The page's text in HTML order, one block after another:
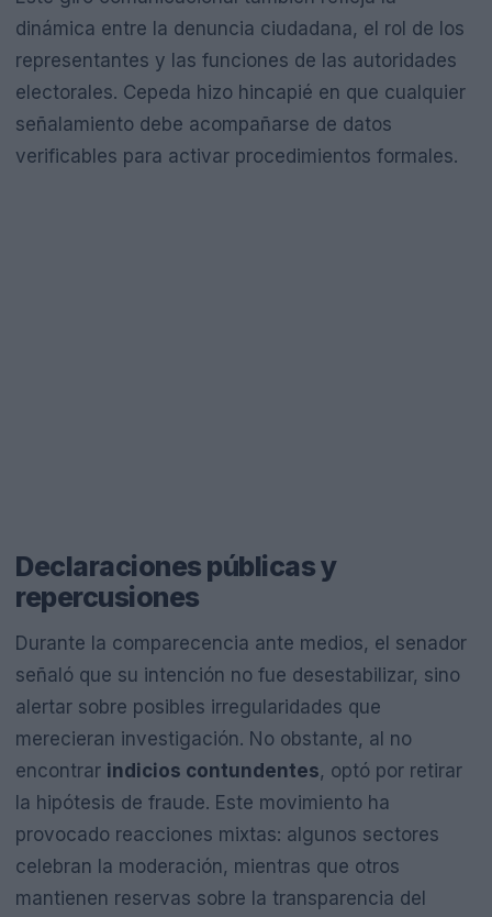
dinámica entre la denuncia ciudadana, el rol de los
representantes y las funciones de las autoridades
electorales. Cepeda hizo hincapié en que cualquier
señalamiento debe acompañarse de datos
verificables para activar procedimientos formales.
Declaraciones públicas y
repercusiones
Durante la comparecencia ante medios, el senador
señaló que su intención no fue desestabilizar, sino
alertar sobre posibles irregularidades que
merecieran investigación. No obstante, al no
encontrar indicios contundentes, optó por retirar
la hipótesis de fraude. Este movimiento ha
provocado reacciones mixtas: algunos sectores
celebran la moderación, mientras que otros
mantienen reservas sobre la transparencia del